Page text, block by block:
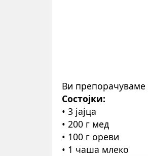
Ви препорачуваме
Состојки:
• 3 јајца
• 200 г мед
• 100 г ореви
• 1 чаша млеко